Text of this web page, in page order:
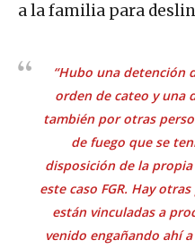
a la familia para
“Hubo una detención
orden de cateo y una
también por otras
de fuego que se
disposición de la
este caso FGR. Hay
están vinculadas a
venido engañando ahí